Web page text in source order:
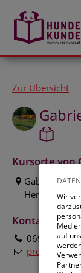
Wir
auf
Zur Übersicht
Kursorte von
Gabriele
Kontakt:
0699/